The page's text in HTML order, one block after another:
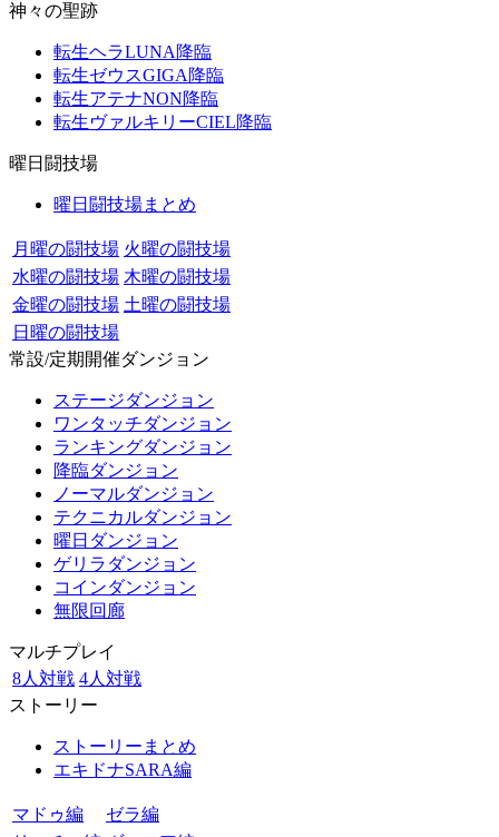
神々の聖跡
転生ヘラLUNA降臨
転生ゼウスGIGA降臨
転生アテナNON降臨
転生ヴァルキリーCIEL降臨
曜日闘技場
曜日闘技場まとめ
月曜の闘技場 火曜の闘技場
水曜の闘技場 木曜の闘技場
金曜の闘技場 土曜の闘技場
日曜の闘技場
常設/定期開催ダンジョン
ステージダンジョン
ワンタッチダンジョン
ランキングダンジョン
降臨ダンジョン
ノーマルダンジョン
テクニカルダンジョン
曜日ダンジョン
ゲリラダンジョン
コインダンジョン
無限回廊
マルチプレイ
8人対戦 4人対戦
ストーリー
ストーリーまとめ
エキドナSARA編
マドゥ編
ゼラ編